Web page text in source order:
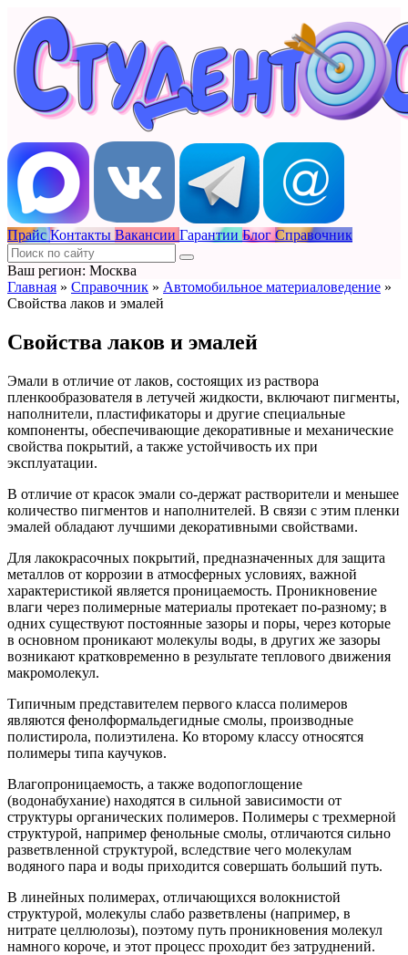
Прайс Контакты Вакансии Гарантии Блог Справочник
Ваш регион: Москва
Главная » Справочник » Автомобильное материаловедение »
Свойства лаков и эмалей
Свойства лаков и эмалей
Эмали в отличие от лаков, состоящих из раствора
пленкообразователя в летучей жидкости, включают пигменты,
наполнители, пластификаторы и другие специальные
компоненты, обеспечивающие декоративные и механические
свойства покрытий, а также устойчивость их при
эксплуатации.
В отличие от красок эмали со-держат растворители и меньшее
количество пигментов и наполнителей. В связи с этим пленки
эмалей обладают лучшими декоративными свойствами.
Для лакокрасочных покрытий, предназначенных для защита
металлов от коррозии в атмосферных условиях, важной
характеристикой является проницаемость. Проникновение
влаги через полимерные материалы протекает по-разному; в
одних существуют постоянные зазоры и поры, через которые
в основном проникают молекулы воды, в других же зазоры
возникают кратковременно в результате теплового движения
макромолекул.
Типичным представителем первого класса полимеров
являются фенолформальдегидные смолы, производные
полистирола, полиэтилена. Ко второму классу относятся
полимеры типа каучуков.
Влагопроницаемость, а также водопоглощение
(водонабухание) находятся в сильной зависимости от
структуры органических полимеров. Полимеры с трехмерной
структурой, например фенольные смолы, отличаются сильно
разветвленной структурой, вследствие чего молекулам
водяного пара и воды приходится совершать больший путь.
В линейных полимерах, отличающихся волокнистой
структурой, молекулы слабо разветвлены (например, в
нитрате целлюлозы), поэтому путь проникновения молекул
намного короче, и этот процесс проходит без затруднений.